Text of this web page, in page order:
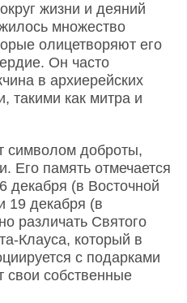
жизни и деяний
множество
олицетворяют его
Он часто
в архиерейских
такими как митра и
символом доброты,
Его память отмечается
декабря (в Восточной
19 декабря (в
различать Святого
Клауса, который в
с подарками
свои собственные